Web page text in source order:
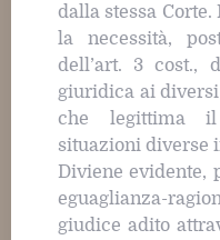
dalla stessa
la necessità,
dell’art. 3 cost.,
giuridica ai
che legittima
situazioni diverse
Diviene evidente,
eguaglianza-
giudice adito